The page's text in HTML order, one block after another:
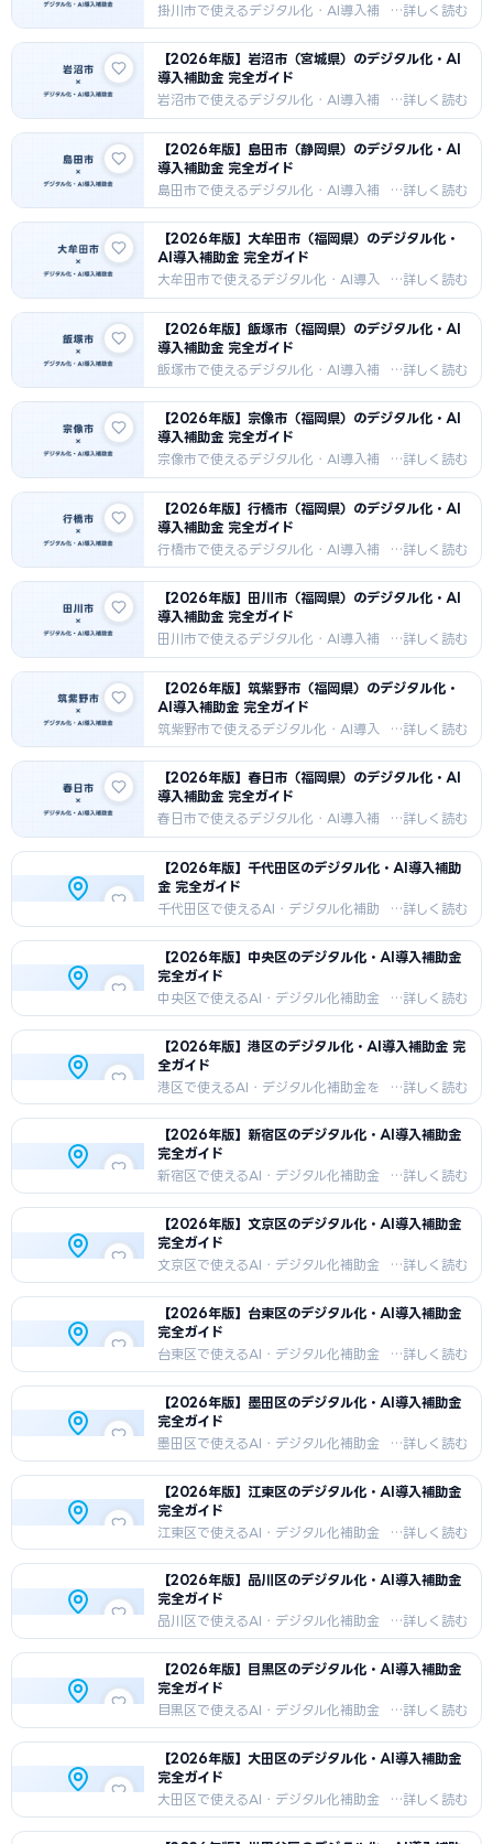
品加工・自動車部品・電子部品向けDX
補助金情報。
掛川市で使えるデジタル化・AI導入補
助金を徹底解説。IT導入補助金・もの
づくり補助金・市独自補助金の申請方
法・採択事例・支援機関情報を2026
年最新版でお届けします。掛川茶・製
造業・光産業・農業向けDX補助金情
報。
【2026年版】岩沼市（宮城県）のデジタル化・AI
導入補助金 完全ガイド
岩沼市で使えるデジタル化・AI導入補
助金を徹底解説。IT導入補助金・もの
づくり補助金・市独自補助金の申請方
法・採択事例・支援機関情報を2026
年最新版でお届けします。仙台空港・
物流・製造業・商業・農業向けDX補助
金情報。
【2026年版】島田市（静岡県）のデジタル化・AI
導入補助金 完全ガイド
島田市で使えるデジタル化・AI導入補
助金を徹底解説。IT導入補助金・もの
づくり補助金・市独自補助金の申請方
法・採択事例・支援機関情報を2026
年最新版でお届けします。茶・製紙・
木材加工・農業向けDX補助金情報。
【2026年版】大牟田市（福岡県）のデジタル化・
AI導入補助金 完全ガイド
大牟田市で使えるデジタル化・AI導入
補助金を徹底解説。IT導入補助金・も
のづくり補助金・市独自補助金の申請
方法・採択事例・支援機関情報を
2026年最新版でお届けします。化学工
業・環境リサイクル・医療福祉・農業
向けDX補助金情報。
【2026年版】飯塚市（福岡県）のデジタル化・AI
導入補助金 完全ガイド
飯塚市で使えるデジタル化・AI導入補
助金を徹底解説。IT導入補助金・もの
づくり補助金・市独自補助金の申請方
法・採択事例・支援機関情報を2026
年最新版でお届けします。e-ZUKAト
ライバレー構想・IT産業・食品加工・
農業・製造業向けDX補助金情報。
【2026年版】宗像市（福岡県）のデジタル化・AI
導入補助金 完全ガイド
宗像市で使えるデジタル化・AI導入補
助金を徹底解説。IT導入補助金・もの
づくり補助金・市独自補助金の申請方
法・採択事例・支援機関情報を2026
年最新版でお届けします。水産加工
（宗像あじ）・農業・観光（世界遺
産）・製造業向けDX補助金情報。
【2026年版】行橋市（福岡県）のデジタル化・AI
導入補助金 完全ガイド
行橋市で使えるデジタル化・AI導入補
助金を徹底解説。IT導入補助金・もの
づくり補助金・市独自補助金の申請方
法・採択事例・支援機関情報を2026
年最新版でお届けします。自動車部品
（トヨタ系）・金属加工・農業・商業
向けDX補助金情報。
【2026年版】田川市（福岡県）のデジタル化・AI
導入補助金 完全ガイド
田川市で使えるデジタル化・AI導入補
助金を徹底解説。IT導入補助金・もの
づくり補助金・市独自補助金の申請方
法・採択事例・支援機関情報を2026
年最新版でお届けします。セメント・
窯業・製造業・農業・医療福祉向けDX
補助金情報。
【2026年版】筑紫野市（福岡県）のデジタル化・
AI導入補助金 完全ガイド
筑紫野市で使えるデジタル化・AI導入
補助金を徹底解説。IT導入補助金・も
のづくり補助金・市独自補助金の申請
方法・採択事例・支援機関情報を
2026年最新版でお届けします。製造
業・商業（二日市温泉）・物流・建設
業向けDX補助金情報。
【2026年版】春日市（福岡県）のデジタル化・AI
導入補助金 完全ガイド
春日市で使えるデジタル化・AI導入補
助金を徹底解説。IT導入補助金・もの
づくり補助金・市独自補助金の申請方
法・採択事例・支援機関情報を2026
年最新版でお届けします。商業・サー
ビス業・食品加工・医療福祉向けDX補
助金情報。
【2026年版】千代田区のデジタル化・AI導入補助
金 完全ガイド
千代田区で使えるAI・デジタル化補助
金を徹底解説。オフィス街・大企業本
社集積・IT企業が盛んな千代田区の中
小企業向けに、国の補助金＋東京都独
自制度の組み合わせ戦略、申請手順、
採択事例を紹介します。
【2026年版】中央区のデジタル化・AI導入補助金
完全ガイド
中央区で使えるAI・デジタル化補助金
を徹底解説。商業中心・銀座・日本
橋・卸売業が盛んな中央区の中小企業
向けに、国の補助金＋東京都独自制度
の組み合わせ戦略、申請手順、採択事
例を紹介します。
【2026年版】港区のデジタル化・AI導入補助金 完
全ガイド
港区で使えるAI・デジタル化補助金を
徹底解説。IT・スタートアップ集積・六
本木・赤坂が盛んな港区の中小企業向
けに、国の補助金＋東京都独自制度の
組み合わせ戦略、申請手順、採択事例
を紹介します。
【2026年版】新宿区のデジタル化・AI導入補助金
完全ガイド
新宿区で使えるAI・デジタル化補助金
を徹底解説。商業・飲食・歌舞伎町・
多様な中小企業が盛んな新宿区の中小
企業向けに、国の補助金＋東京都独自
制度の組み合わせ戦略、申請手順、採
択事例を紹介します。
【2026年版】文京区のデジタル化・AI導入補助金
完全ガイド
文京区で使えるAI・デジタル化補助金
を徹底解説。教育・医療機関・出版社
が盛んな文京区の中小企業向けに、国
の補助金＋東京都独自制度の組み合わ
せ戦略、申請手順、採択事例を紹介し
ます。
【2026年版】台東区のデジタル化・AI導入補助金
完全ガイド
台東区で使えるAI・デジタル化補助金
を徹底解説。伝統産業（皮革・アクセ
サリー）・浅草観光が盛んな台東区の
中小企業向けに、国の補助金＋東京都
独自制度の組み合わせ戦略、申請手
順、採択事例を紹介します。
【2026年版】墨田区のデジタル化・AI導入補助金
完全ガイド
墨田区で使えるAI・デジタル化補助金
を徹底解説。ものづくり（製造業）・
町工場が盛んな墨田区の中小企業向け
に、国の補助金＋東京都独自制度の組
み合わせ戦略、申請手順、採択事例を
紹介します。
【2026年版】江東区のデジタル化・AI導入補助金
完全ガイド
江東区で使えるAI・デジタル化補助金
を徹底解説。物流・倉庫業・湾岸エリ
ア開発が盛んな江東区の中小企業向け
に、国の補助金＋東京都独自制度の組
み合わせ戦略、申請手順、採択事例を
紹介します。
【2026年版】品川区のデジタル化・AI導入補助金
完全ガイド
品川区で使えるAI・デジタル化補助金
を徹底解説。IT企業・ものづくり中小
企業が盛んな品川区の中小企業向け
に、国の補助金＋東京都独自制度の組
み合わせ戦略、申請手順、採択事例を
紹介します。
【2026年版】目黒区のデジタル化・AI導入補助金
完全ガイド
目黒区で使えるAI・デジタル化補助金
を徹底解説。デザイン・クリエイティブ
産業が盛んな目黒区の中小企業向け
に、国の補助金＋東京都独自制度の組
み合わせ戦略、申請手順、採択事例を
紹介します。
【2026年版】大田区のデジタル化・AI導入補助金
完全ガイド
大田区で使えるAI・デジタル化補助金
を徹底解説。町工場（精密加工）・羽
田空港が盛んな大田区の中小企業向け